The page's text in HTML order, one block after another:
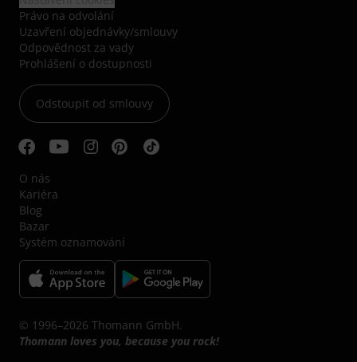
Právo na odvolání
Uzavření objednávky/smlouvy
Odpovědnost za vady
Prohlášení o dostupnosti
Odstoupit od smlouvy
O nás
Kariéra
Blog
Bazar
Systém oznamování
© 1996–2026 Thomann GmbH.
Thomann loves you, because you rock!